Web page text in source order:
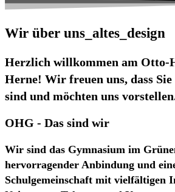
Wir über uns_altes_design
Herzlich willkommen am Otto-
Herne! Wir freuen uns, dass
sind und möchten uns
OHG - Das sind wir
Wir sind das Gymnasium im
hervorragender Anbindung und
Schulgemeinschaft mit vielfältigen